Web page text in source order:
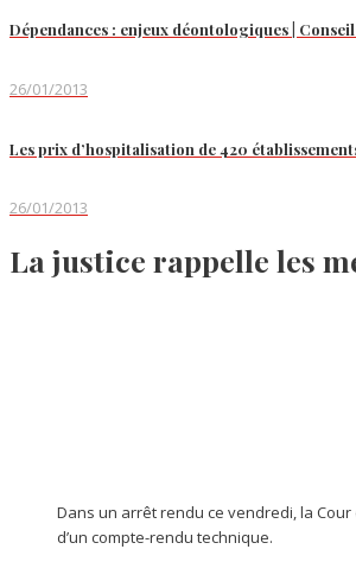
Dépendances : enjeux déontologiques |
26/01/2013
Les prix d’hospitalisation de 420
26/01/2013
La justice rappelle les
Dans un arrêt rendu ce vendredi, la
d’un compte-rendu technique.